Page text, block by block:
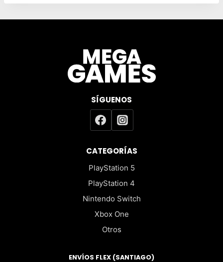
SÍGUENOS
CATEGORÍAS
PlayStation 5
PlayStation 4
Nintendo Switch
Xbox One
Otros
ENVÍOS FLEX (SANTIAGO)